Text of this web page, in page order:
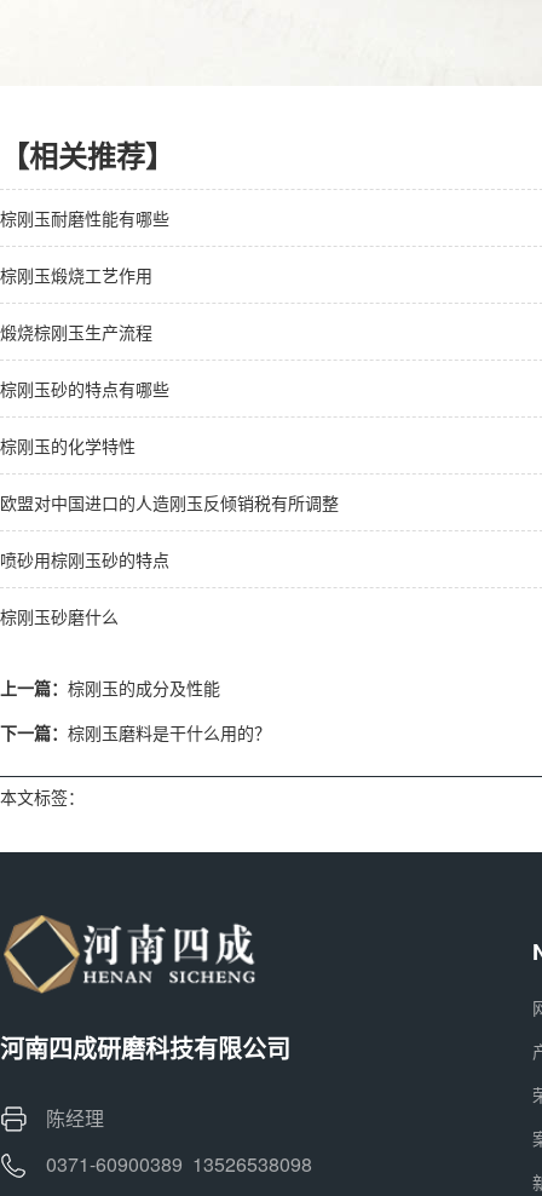
【相关推荐】
棕刚玉耐磨性能有哪些
棕刚玉煅烧工艺作用
煅烧棕刚玉生产流程
棕刚玉砂的特点有哪些
棕刚玉的化学特性
欧盟对中国进口的人造刚玉反倾销税有所调整
喷砂用棕刚玉砂的特点
棕刚玉砂磨什么
上一篇： 棕刚玉的成分及性能
下一篇： 棕刚玉磨料是干什么用的？
本文标签：
河南四成研磨科技有限公司
陈经理
0371-60900389 13526538098